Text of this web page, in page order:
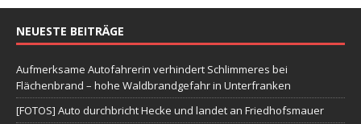
NEUESTE BEITRÄGE
Aufmerksame Autofahrerin verhindert Schlimmeres bei
Flächenbrand – hohe Waldbrandgefahr in Unterfranken
[FOTOS] Auto durchbricht Hecke und landet an Friedhofsmauer